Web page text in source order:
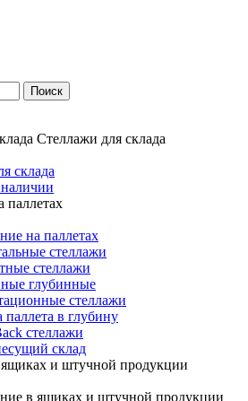
Поиск
Cтеллажи для склада
склада
паллетах
на паллетах
стеллажи
стеллажи
глубинные
стеллажи
паллета в глубину
стеллажи
склад
и штучной продукции
в ящиках и штучной продукции